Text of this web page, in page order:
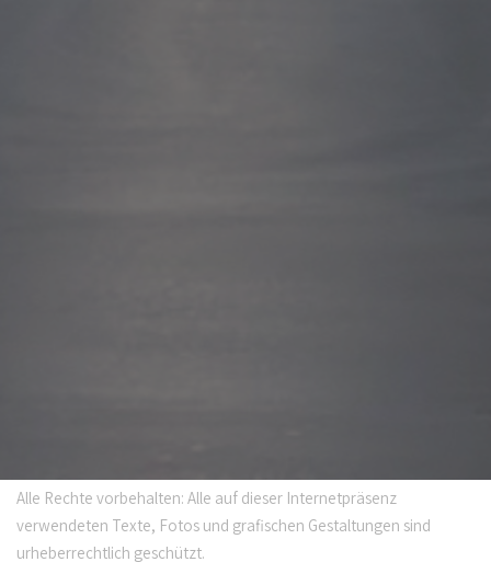
Alle Rechte vorbehalten: Alle auf dieser Internetpräsenz
verwendeten Texte, Fotos und grafischen Gestaltungen sind
urheberrechtlich geschützt.